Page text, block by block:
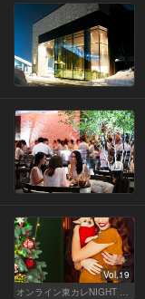
Vol.19
オンライン東カレNIGHT イベント募集